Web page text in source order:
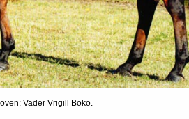
Vader Vrigill Boko.